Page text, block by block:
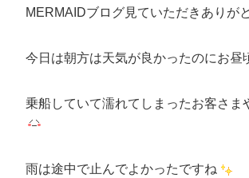
MERMAIDブログ見ていただきありが
今日は朝方は天気が良かったのにお
乗船していて濡れてしまったお客さ
雨は途中で止んでよかったですね